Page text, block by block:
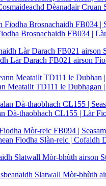
Dèanadair Cruan
Brosnachaidh FB034 |
Làr Darach FB021 airson
Meatailt TD111 le Dubhagan
Dà-thaobhach CL155 | Làr
Fiodha Slàn-reic | Cofaidh